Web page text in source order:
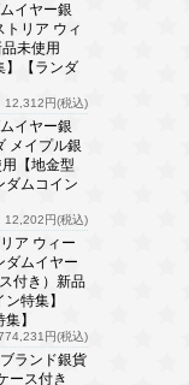
ムイヤー銀
トリア ウィ
未使用
】【ランダ
12,312円(税込)
ムイヤー銀
メイプル銀
【地金型
ダムコイン
12,202円(税込)
ア ウィー
ダムイヤー
付き）新品
特集】
】
円(税込)
ランド銀貨
ース付き